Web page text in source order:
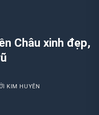
Châu xinh đẹp,
KIM HUYÊN